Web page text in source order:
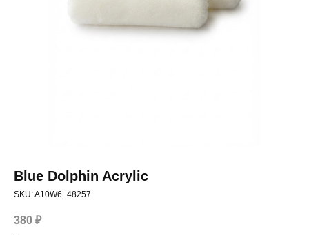
Blue Dolphin Acrylic
SKU:A10W6_48257
380 ₽